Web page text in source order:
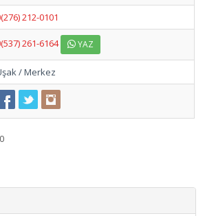
212-0101
261-6164 YAZ
/ Merkez